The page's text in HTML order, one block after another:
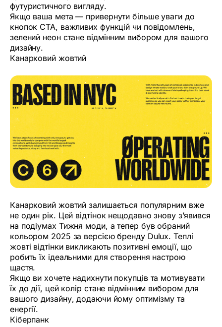
футуристичного вигляду.
Якщо ваша мета — привернути більше уваги до
кнопок CTA, важливих функцій чи повідомлень,
зелений неон стане відмінним вибором для вашого
дизайну.
Канарковий жовтий
Канарковий жовтий залишається популярним вже
не один рік. Цей відтінок нещодавно знову з’явився
на подіумах Тижня моди, а тепер був обраний
кольором 2025 за версією бренду Dulux. Теплі
жовті відтінки викликають позитивні емоції, що
робить їх ідеальними для створення настрою
щастя.
Якщо ви хочете надихнути покупців та мотивувати
їх до дії, цей колір стане відмінним вибором для
вашого дизайну, додаючи йому оптимізму та
енергії.
Кіберпанк